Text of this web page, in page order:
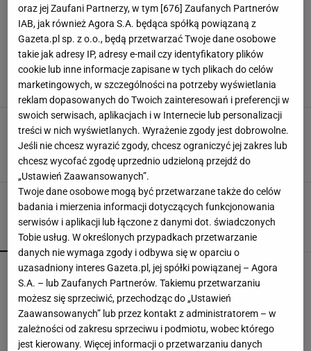
TEMPERATURA
Pierzesz ubrania w 40 stopniach? Przestań,
jeśli nie chcesz przepłacać za prąd
EKOLOGICZNE PRANIE PORADY PRANIE PRANIE ODZIEŻY
Jaka temperatura w domu będzie odpowiednia?
Zależy to od wielu czynników
JAKA TEMPERATURA W DOMU OGRZEWANIE DOMU PORADY
TEMPERATURA
POPULARNE NAJNOWSZE
Przenośne klimatyzatory i wentylatory najlepsze
na upały. Są tanie i ciche, dobre do sypialni
Te dywany są porządne jak za dawnych lato.
Piękne wzory, a ceny? Nawet mniej niż 50 zł
oraz jej Zaufani Partnerzy, w tym [676] Zaufanych Partnerów
IAB, jak również Agora S.A. będąca spółką powiązaną z
Gazeta.pl sp. z o.o., będą przetwarzać Twoje dane osobowe
takie jak adresy IP, adresy e-mail czy identyfikatory plików
cookie lub inne informacje zapisane w tych plikach do celów
marketingowych, w szczególności na potrzeby wyświetlania
reklam dopasowanych do Twoich zainteresowań i preferencji w
swoich serwisach, aplikacjach i w Internecie lub personalizacji
treści w nich wyświetlanych. Wyrażenie zgody jest dobrowolne.
Jeśli nie chcesz wyrazić zgody, chcesz ograniczyć jej zakres lub
chcesz wycofać zgodę uprzednio udzieloną przejdź do
„Ustawień Zaawansowanych”.
Twoje dane osobowe mogą być przetwarzane także do celów
badania i mierzenia informacji dotyczących funkcjonowania
serwisów i aplikacji lub łączone z danymi dot. świadczonych
Tobie usług. W określonych przypadkach przetwarzanie
danych nie wymaga zgody i odbywa się w oparciu o
uzasadniony interes Gazeta.pl, jej spółki powiązanej – Agora
S.A. – lub Zaufanych Partnerów. Takiemu przetwarzaniu
możesz się sprzeciwić, przechodząc do „Ustawień
Zaawansowanych” lub przez kontakt z administratorem – w
zależności od zakresu sprzeciwu i podmiotu, wobec którego
jest kierowany. Więcej informacji o przetwarzaniu danych